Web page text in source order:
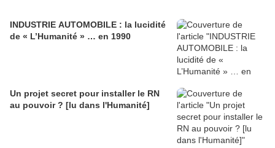
INDUSTRIE AUTOMOBILE : la lucidité
de « L’Humanité » … en 1990
Un projet secret pour installer le RN
au pouvoir ? [lu dans l'Humanité]